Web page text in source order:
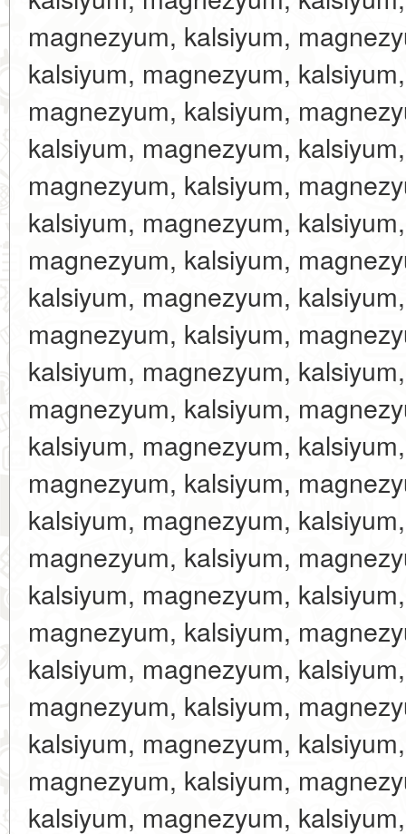
magnezyum, kalsiyum,
kalsiyum, magnezyum,
magnezyum, kalsiyum,
kalsiyum, magnezyum,
magnezyum, kalsiyum,
kalsiyum, magnezyum,
magnezyum, kalsiyum,
kalsiyum, magnezyum,
magnezyum, kalsiyum,
kalsiyum, magnezyum,
magnezyum, kalsiyum,
kalsiyum, magnezyum,
magnezyum, kalsiyum,
kalsiyum, magnezyum,
magnezyum, kalsiyum,
kalsiyum, magnezyum,
magnezyum, kalsiyum,
kalsiyum, magnezyum,
magnezyum, kalsiyum,
kalsiyum, magnezyum,
magnezyum, kalsiyum,
kalsiyum, magnezyum,